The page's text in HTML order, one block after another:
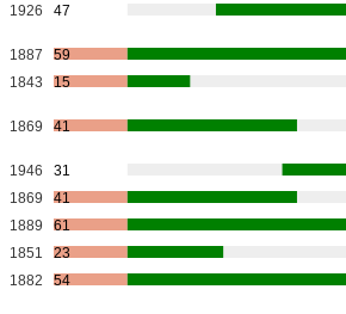
1926 47
1887
59
1843 15
1869 41
1946
31
1869
41
1889
61
1851
23
1882 54